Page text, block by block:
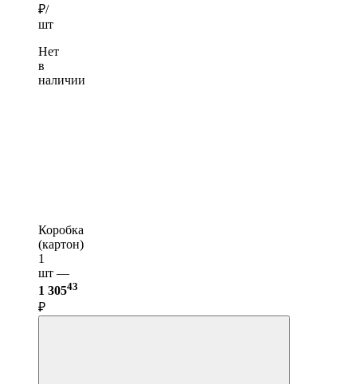
₽/
шт
Нет
в
наличии
Коробка
(картон)
1
шт —
1 30543
₽